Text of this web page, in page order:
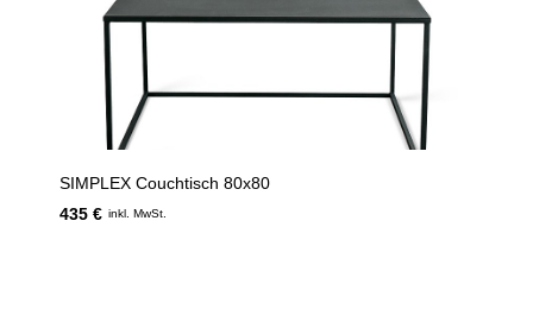
SIMPLEX Couchtisch 80x80
435 € inkl. MwSt.